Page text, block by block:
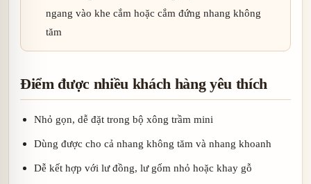
ngang vào khe cắm hoặc cắm đứng nhang không
tăm
Điểm được nhiều khách hàng yêu thích
Nhỏ gọn, dễ đặt trong bộ xông trầm mini
Dùng được cho cả nhang không tăm và nhang khoanh
Dễ kết hợp với lư đồng, lư gốm nhỏ hoặc khay gỗ